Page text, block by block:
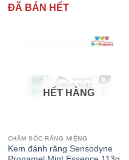
ĐÃ BÁN HẾT
HẾT HÀNG
CHĂM SÓC RĂNG MIỆNG
Kem đánh răng Sensodyne